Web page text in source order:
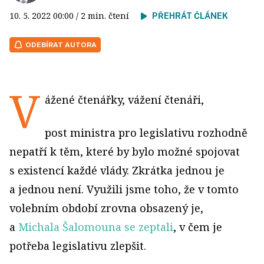
10. 5. 2022 00:00 / 2 min. čtení PŘEHRÁT ČLÁNEK
ODEBÍRAT AUTORA
V ážené čtenářky, vážení čtenáři,
post ministra pro legislativu rozhodně
nepatří k těm, které by bylo možné spojovat
s existencí každé vlády. Zkrátka jednou je
a jednou není. Využili jsme toho, že v tomto
volebním období zrovna obsazený je,
a Michala Šalomouna se zeptali, v čem je
potřeba legislativu zlepšit.